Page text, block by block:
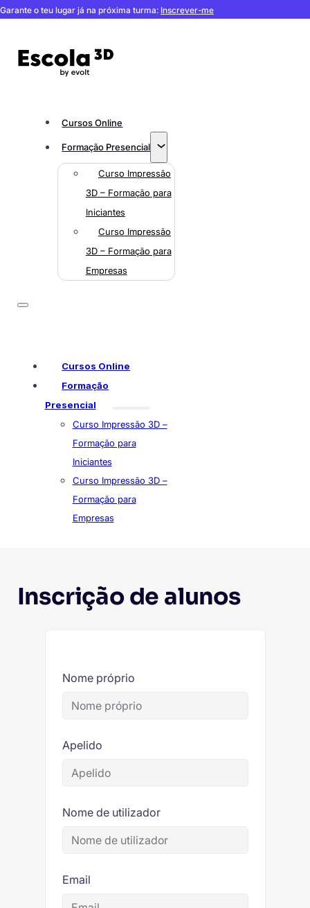
Garante o teu lugar já na próxima turma: Inscrever-me
Cursos Online
Formação Presencial
Curso Impressão
3D – Formação para
Iniciantes
Curso Impressão
3D – Formação para
Empresas
Cursos Online
Formação
Presencial
Curso Impressão 3D –
Formação para
Iniciantes
Curso Impressão 3D –
Formação para
Empresas
Inscrição de alunos
Nome próprio
Apelido
Nome de utilizador
Email